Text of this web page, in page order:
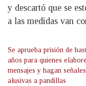
y descartó que se
a las medidas van
Se aprueba prisión de
años para quienes
mensajes y hagan señales
alusivas a pandillas